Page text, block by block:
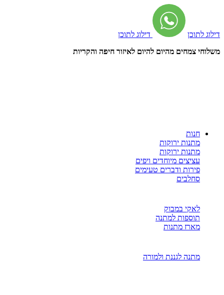
דילוג לתוכן
דילוג לתוכן
משלוחי צמחים מהיום להיום לאיזור חיפה והקריות
חנות
מתנות ירוקות
מתנות ירוקות
עציצים מיוחדים ויפים
פירות ודברים טעימים
סחלבים
לאקי במבוק
תוספות למתנה
מארז מתנות
מתנה לגננת ולמורה